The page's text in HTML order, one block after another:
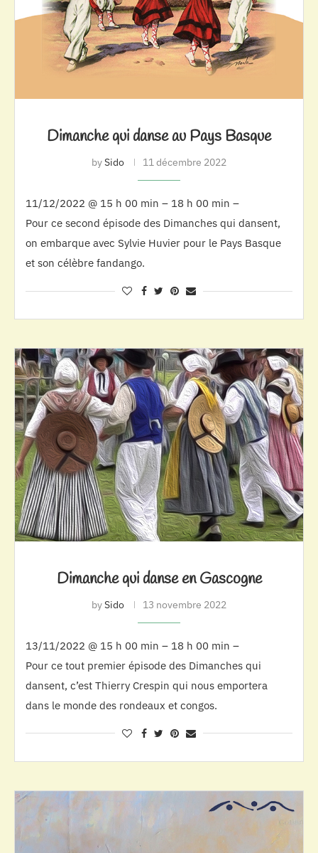
Dimanche qui danse au Pays Basque
bySido 11 décembre 2022
11/12/2022 @ 15 h 00 min – 18 h 00 min –
Pour ce second épisode des Dimanches qui dansent,
on embarque avec Sylvie Huvier pour le Pays Basque
et son célèbre fandango.
Dimanche qui danse en Gascogne
bySido 13 novembre 2022
13/11/2022 @ 15 h 00 min – 18 h 00 min –
Pour ce tout premier épisode des Dimanches qui
dansent, c’est Thierry Crespin qui nous emportera
dans le monde des rondeaux et congos.